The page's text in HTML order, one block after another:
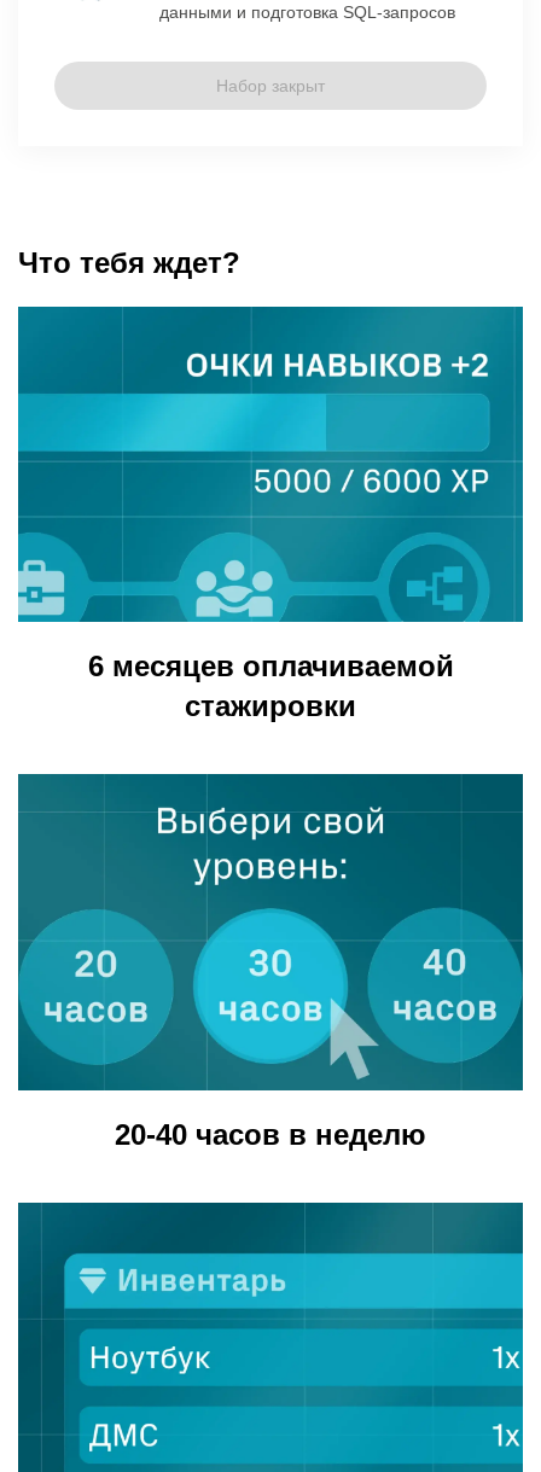
данными и подготовка SQL-запросов
Набор закрыт
Что тебя ждет?
6 месяцев оплачиваемой
стажировки
20-40 часов в неделю